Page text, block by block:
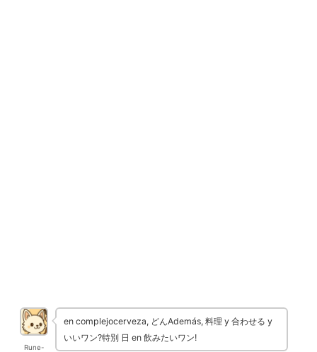
Rune-
en complejocerveza, どんAdemás, 料理 y 合わせる y
いいワン?特別 日 en 飲みたいワン!